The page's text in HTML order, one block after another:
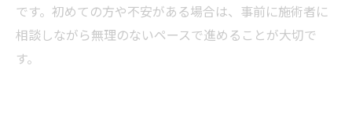
です。初めての方や不安がある場合は、事前に施術者に
相談しながら無理のないペースで進めることが大切で
す。